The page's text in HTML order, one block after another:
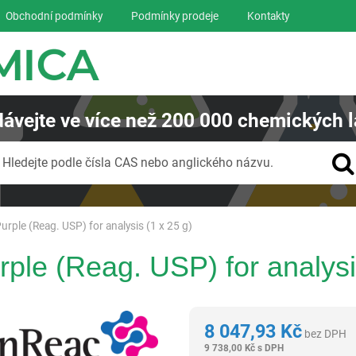
(Reag. USP) for analysis (1 x 25 g)
(Reag. USP) for
8 047,93 Kč bez DPH
9 738,00 Kč s DPH
Obchodní podmínky Podmínky prodeje Kontakty
ve více než200 000 chemických
Hledejte podle čísla CAS nebo anglického názvu.